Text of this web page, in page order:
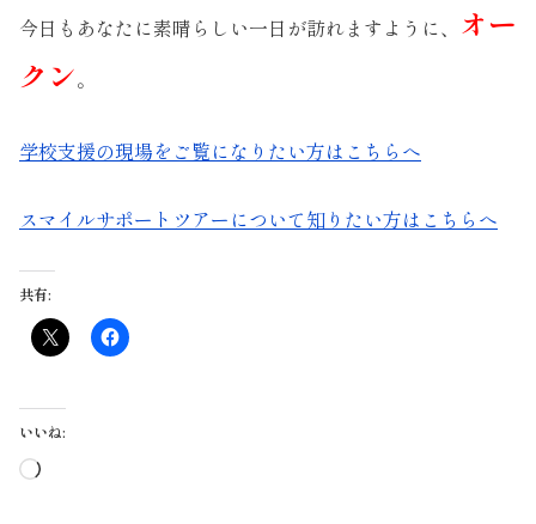
今日もあなたに素晴らしい一日が訪れますように、 オー
クン。
学校支援の現場をご覧になりたい方はこちらへ
スマイルサポートツアーについて知りたい方はこちらへ
共有:
いいね:
読